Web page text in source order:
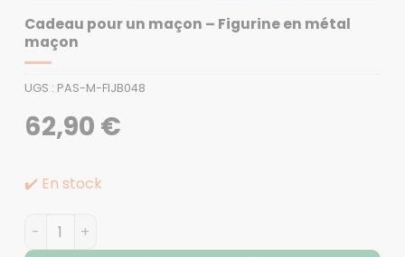
Cadeau pour un maçon – Figurine en métal
maçon
UGS : PAS-M-FIJB048
62,90 €
✔️ En stock
quantité de Cadeau pour un maçon - Figurine en